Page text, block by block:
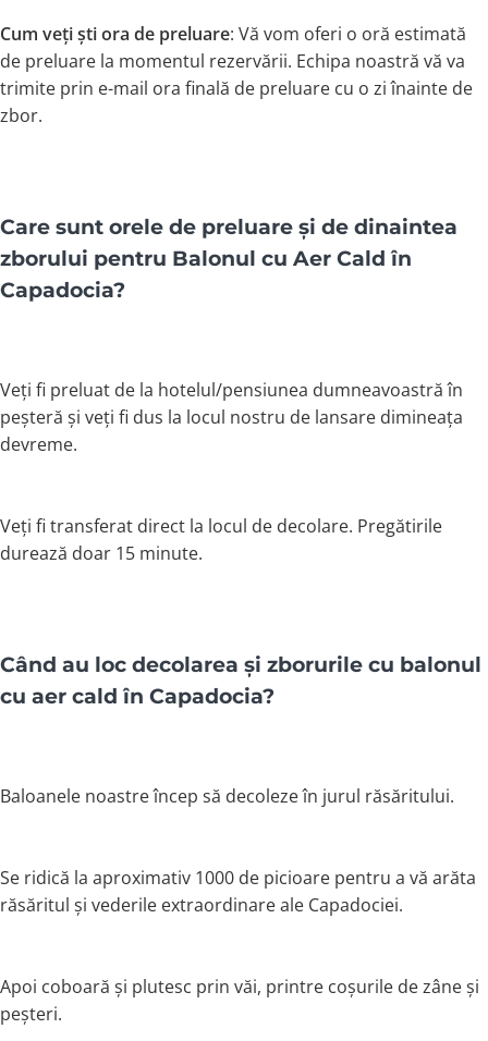
Cum veți ști ora de preluare: Vă vom oferi o oră estimată
de preluare la momentul rezervării. Echipa noastră vă va
trimite prin e-mail ora finală de preluare cu o zi înainte de
zbor.
Care sunt orele de preluare și de dinaintea
zborului pentru Balonul cu Aer Cald în
Capadocia?
Veți fi preluat de la hotelul/pensiunea dumneavoastră în
peșteră și veți fi dus la locul nostru de lansare dimineața
devreme.
Veți fi transferat direct la locul de decolare. Pregătirile
durează doar 15 minute.
Când au loc decolarea și zborurile cu balonul
cu aer cald în Capadocia?
Baloanele noastre încep să decoleze în jurul răsăritului.
Se ridică la aproximativ 1000 de picioare pentru a vă arăta
răsăritul și vederile extraordinare ale Capadociei.
Apoi coboară și plutesc prin văi, printre coșurile de zâne și
peșteri.